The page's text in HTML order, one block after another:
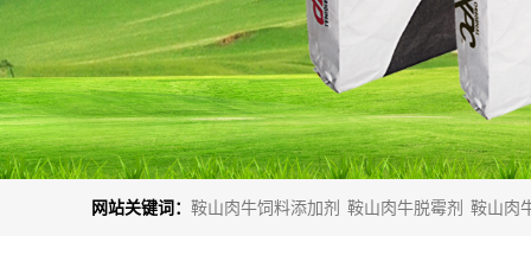
网站关键词： 鞍山肉牛饲料添加剂 鞍山肉牛脱霉剂 鞍山肉